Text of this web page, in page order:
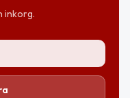
inkorg.